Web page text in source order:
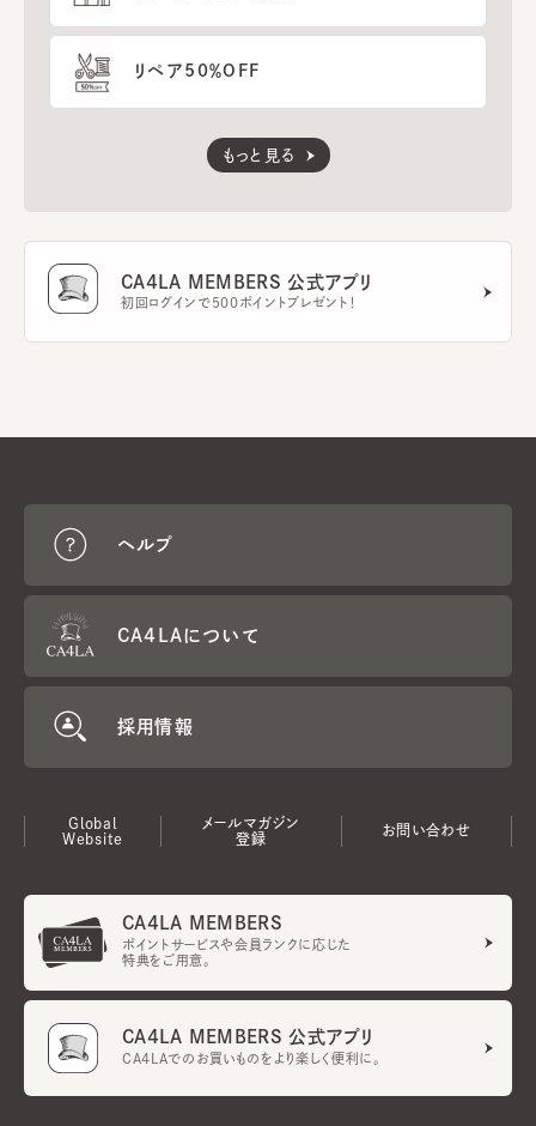
リペア50％OFF
もっと見る
CA4LA MEMBERS 公式アプリ
初回ログインで500ポイントプレゼント！
ヘルプ
CA4LAについて
採用情報
Global
Website
メールマガジン
登録
お問い合わせ
CA4LA MEMBERS
ポイントサービスや会員ランクに応じた
特典をご用意。
CA4LA MEMBERS 公式アプリ
CA4LAでのお買いものをより楽しく便利に。